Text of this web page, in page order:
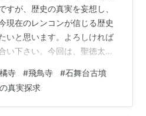
すが、歴史の真実を妄想し、
現在のレンコンが信じる歴史
いと思います。よろしければ
い下さい。今回は、聖徳太子
明日香村橘にある天台宗の寺
す。 橘寺という名は、垂仁天
実を取りに行った田道間守
橘寺 #飛鳥寺 #石舞台古墳
真実探求